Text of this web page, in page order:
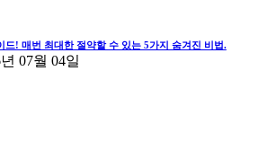
드! 매번 최대한 절약할 수 있는 5가지 숨겨진 비법.
07월 04일